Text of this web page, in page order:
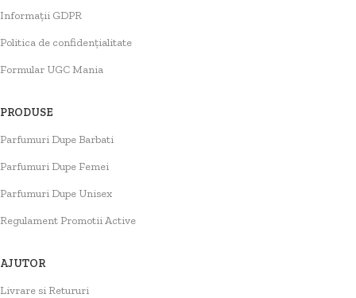
Informații GDPR
Politica de confidențialitate
Formular UGC Mania
PRODUSE
Parfumuri Dupe Barbati
Parfumuri Dupe Femei
Parfumuri Dupe Unisex
Regulament Promotii Active
AJUTOR
Livrare si Retururi